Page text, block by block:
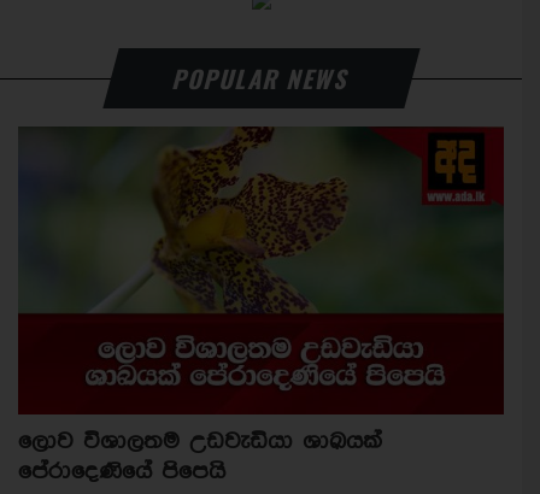
POPULAR NEWS
ලොව විශාලතම උඩවැඩියා ශාඛයක්
පේරාදෙණියේ පිපෙයි